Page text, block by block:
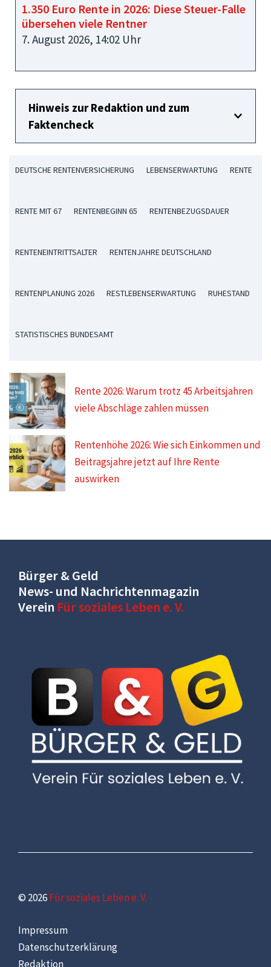
1.350 Euro Rente in 2026: Diese Steuer-Falle
übersehen viele Rentner
7. August 2026, 14:02 Uhr
Hinweis zur Redaktion und zum
Faktencheck
DEUTSCHE RENTENVERSICHERUNG LEBENSERWARTUNG RENTE
RENTE MIT 67 RENTENBEGINN 65 RENTENBEZUGSDAUER
RENTENEINTRITTSALTER RENTENJAHRE DEUTSCHLAND
RENTENPLANUNG 2026 RESTLEBENSERWARTUNG RUHESTAND
STATISTISCHES BUNDESAMT
Rente 2026: Warum trotz 45 Arbeitsjahren
viele Abschläge zahlen müssen
Rentenhöhe 2026: Wie sich Einkommen und
Beitragsjahre jetzt auf Ihre Rente
auswirken
Bürger & Geld
News- und Nachrichtenmagazin
Verein Für soziales Leben e. V.
© 2026Für soziales Leben e. V.
Impressum
Datenschutzerklärung
Redaktion